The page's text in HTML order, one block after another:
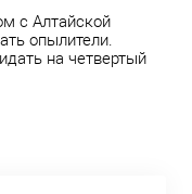
с Алтайской
опылители.
на четвертый